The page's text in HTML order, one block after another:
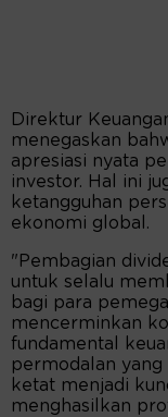
Direktur
menegaskan
apresiasi nyata
investor. Hal ini
ketangguhan
ekonomi global.
"Pembagian
untuk selalu
bagi para
mencerminkan
fundamental
permodalan
ketat menjadi
menghasilkan